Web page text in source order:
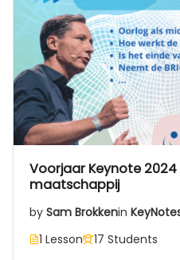
Voorjaar Keynote
maatschappij
by Sam Brokkenin
1 Lesson
17 Students